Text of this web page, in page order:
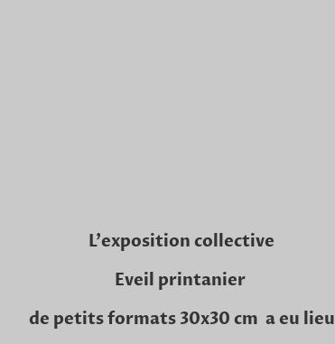
L'exposition collective
Eveil printanier
de petits formats 30x30 cm a eu lieu